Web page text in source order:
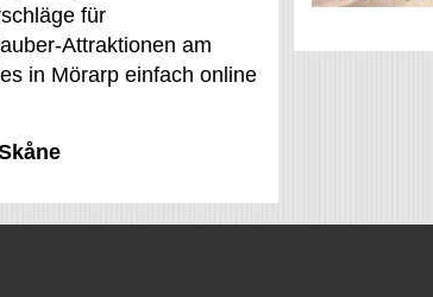
für
Attraktionen am
in Mörarp einfach online